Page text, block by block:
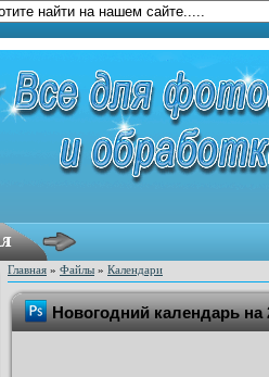
Главная » Файлы » Календари
Новогодний календарь